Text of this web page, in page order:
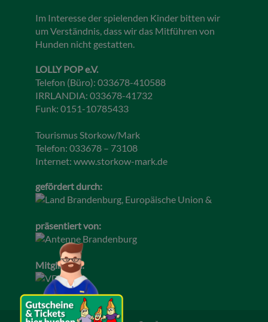
Im Interesse der spielenden Kinder bitten wir
um Verständnis, dass wir das Mitführen von
Hunden nicht gestatten.
LOLLY POP e.V.
Telefon (Büro): 033678-410588
IRRLANDIA: 033678-41732
Funk: 0151-10785433
Tourismus Storkow/Mark
Telefon: 033678 – 73108
Internet: www.storkow-mark.de
gefördert durch:
präsentiert von:
Mitglied im: